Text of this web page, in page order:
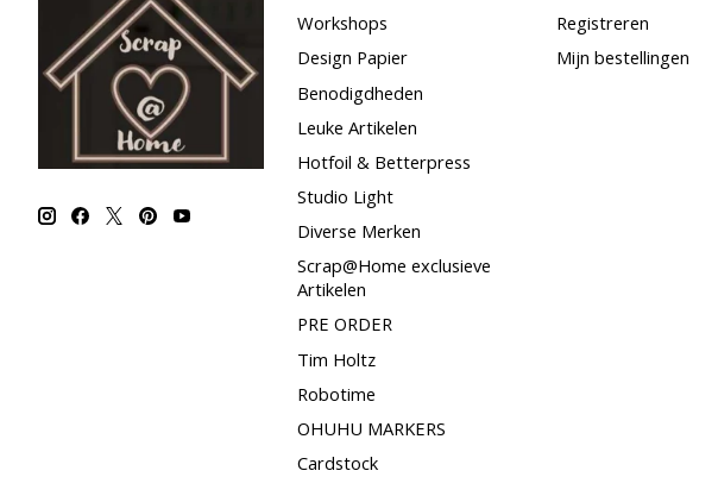
Workshops
Design Papier
Benodigdheden
Leuke Artikelen
Hotfoil & Betterpress
Studio Light
Diverse Merken
Scrap@Home exclusieve
Artikelen
PRE ORDER
Tim Holtz
Robotime
OHUHU MARKERS
Cardstock
Registreren
Mijn bestellingen